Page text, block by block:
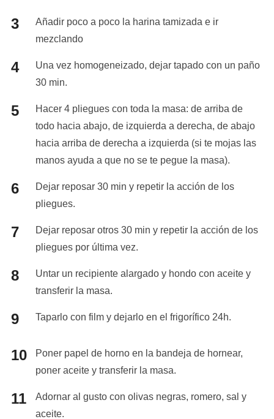
Añadir poco a poco la harina tamizada e ir
mezclando
Una vez homogeneizado, dejar tapado con un paño
30 min.
Hacer 4 pliegues con toda la masa: de arriba de
todo hacia abajo, de izquierda a derecha, de abajo
hacia arriba de derecha a izquierda (si te mojas las
manos ayuda a que no se te pegue la masa).
Dejar reposar 30 min y repetir la acción de los
pliegues.
Dejar reposar otros 30 min y repetir la acción de los
pliegues por última vez.
Untar un recipiente alargado y hondo con aceite y
transferir la masa.
Taparlo con film y dejarlo en el frigorífico 24h.
Poner papel de horno en la bandeja de hornear,
poner aceite y transferir la masa.
Adornar al gusto con olivas negras, romero, sal y
aceite.